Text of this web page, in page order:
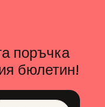
поръчка
бюлетин!